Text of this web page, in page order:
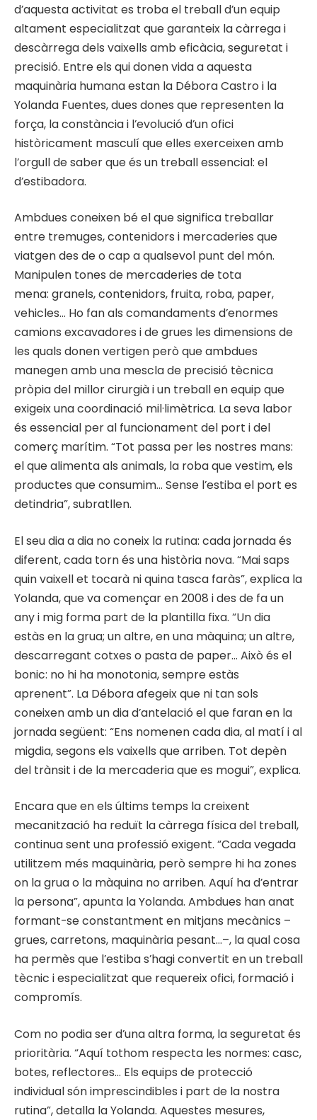
d’aquesta activitat es troba el treball d’un equip
altament especialitzat que garanteix la càrrega i
descàrrega dels vaixells amb eficàcia, seguretat i
precisió. Entre els qui donen vida a aquesta
maquinària humana estan la Débora Castro i la
Yolanda Fuentes, dues dones que representen la
força, la constància i l’evolució d’un ofici
històricament masculí que elles exerceixen amb
l’orgull de saber que és un treball essencial: el
d’estibadora.
Ambdues coneixen bé el que significa treballar
entre tremuges, contenidors i mercaderies que
viatgen des de o cap a qualsevol punt del món.
Manipulen tones de mercaderies de tota
mena: granels, contenidors, fruita, roba, paper,
vehicles… Ho fan als comandaments d’enormes
camions excavadores i de grues les dimensions de
les quals donen vertigen però que ambdues
manegen amb una mescla de precisió tècnica
pròpia del millor cirurgià i un treball en equip que
exigeix una coordinació mil·limètrica. La seva labor
és essencial per al funcionament del port i del
comerç marítim. “Tot passa per les nostres mans:
el que alimenta als animals, la roba que vestim, els
productes que consumim… Sense l’estiba el port es
detindria”, subratllen.
El seu dia a dia no coneix la rutina: cada jornada és
diferent, cada torn és una història nova. “Mai saps
quin vaixell et tocarà ni quina tasca faràs”, explica la
Yolanda, que va començar en 2008 i des de fa un
any i mig forma part de la plantilla fixa. “Un dia
estàs en la grua; un altre, en una màquina; un altre,
descarregant cotxes o pasta de paper… Això és el
bonic: no hi ha monotonia, sempre estàs
aprenent”. La Débora afegeix que ni tan sols
coneixen amb un dia d’antelació el que faran en la
jornada següent: “Ens nomenen cada dia, al matí i al
migdia, segons els vaixells que arriben. Tot depèn
del trànsit i de la mercaderia que es mogui”, explica.
Encara que en els últims temps la creixent
mecanització ha reduït la càrrega física del treball,
continua sent una professió exigent. “Cada vegada
utilitzem més maquinària, però sempre hi ha zones
on la grua o la màquina no arriben. Aquí ha d’entrar
la persona”, apunta la Yolanda. Ambdues han anat
formant-se constantment en mitjans mecànics –
grues, carretons, maquinària pesant…–, la qual cosa
ha permès que l’estiba s’hagi convertit en un treball
tècnic i especialitzat que requereix ofici, formació i
compromís.
Com no podia ser d’una altra forma, la seguretat és
prioritària. “Aquí tothom respecta les normes: casc,
botes, reflectores… Els equips de protecció
individual són imprescindibles i part de la nostra
rutina”, detalla la Yolanda. Aquestes mesures,